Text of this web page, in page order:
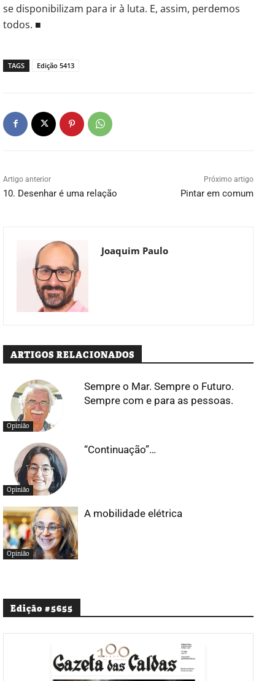
se disponibilizam para ir à luta. E, assim, perdemos
todos. ■
TAGS Edição 5413
Artigo anterior
10. Desenhar é uma relação
Próximo artigo
Pintar em comum
Joaquim Paulo
ARTIGOS RELACIONADOS
Opinião
Sempre o Mar. Sempre o Futuro.
Sempre com e para as pessoas.
Opinião
“Continuação”…
Opinião
A mobilidade elétrica
Edição #5655